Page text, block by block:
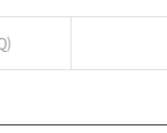
남
어